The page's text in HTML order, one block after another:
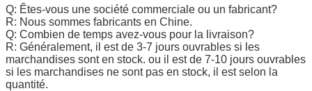
Q: Êtes-vous une société commerciale ou un fabricant?
R: Nous sommes fabricants en Chine.
Q: Combien de temps avez-vous pour la livraison?
R: Généralement, il est de 3-7 jours ouvrables si les
marchandises sont en stock. ou il est de 7-10 jours ouvrables
si les marchandises ne sont pas en stock, il est selon la
quantité.